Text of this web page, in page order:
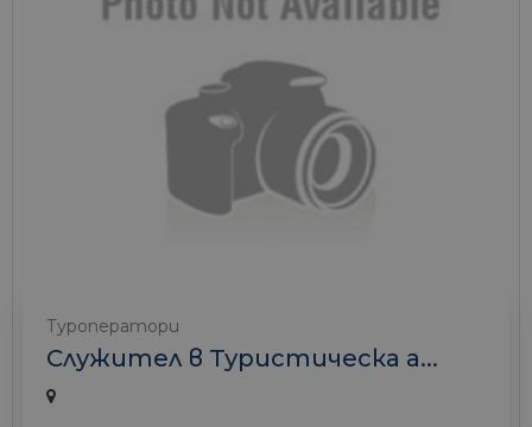
Туроператори
Служител в Туристическа а...